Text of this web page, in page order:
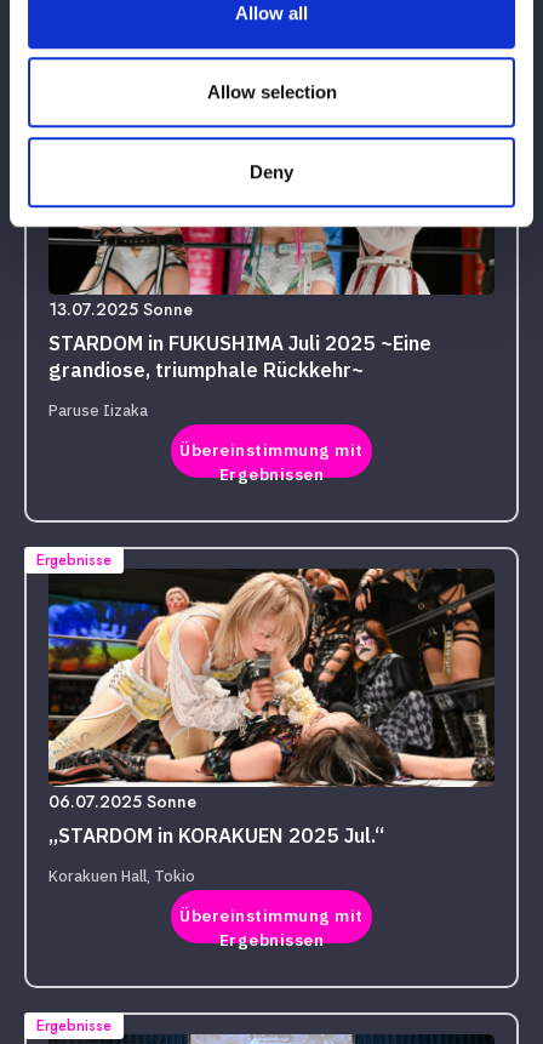
Allow all
Allow selection
Deny
Ergebnisse
13.07.2025 Sonne
STARDOM in FUKUSHIMA Juli 2025 ~Eine
grandiose, triumphale Rückkehr~
Paruse Iizaka
Übereinstimmung mit
Ergebnissen
Ergebnisse
06.07.2025 Sonne
„STARDOM in KORAKUEN 2025 Jul.“
Korakuen Hall, Tokio
Übereinstimmung mit
Ergebnissen
Ergebnisse